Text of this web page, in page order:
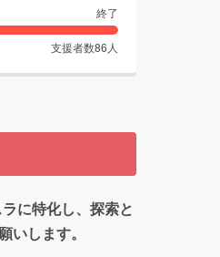
終了
支援者数86 人
に特化し、探索と
します。